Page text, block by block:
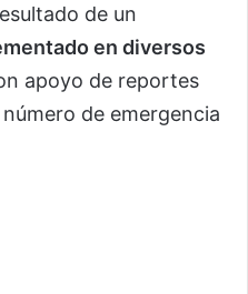
de un
en diversos
apoyo de reportes
de emergencia